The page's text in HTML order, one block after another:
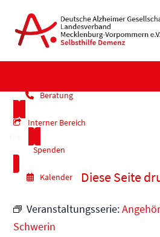
content
Beratung
Interner Bereich
Spenden
Kalender Diese Seite
Veranstaltungsserie:
Schwerin